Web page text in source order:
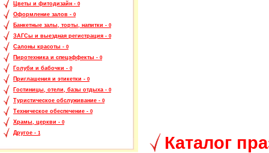
Цветы и фитодизайн - 0
Оформление залов - 0
Банкетные залы, торты, напитки - 0
ЗАГСы и выездная регистрация - 0
Салоны красоты - 0
Пиротехника и спецэффекты - 0
Голуби и бабочки - 0
Приглашения и этикетки - 0
Гостиницы, отели, базы отдыха - 0
Туристическое обслуживание - 0
Техническое обеспечение - 0
Храмы, церкви - 0
Другое - 1 Каталог